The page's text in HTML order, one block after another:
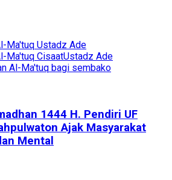
Ma'tuq Ustadz Ade
Ma'tuq CisaatUstadz Ade
Al-Ma'tuq bagi sembako
1444 H. Pendiri UF
Ajak Masyarakat
Mental